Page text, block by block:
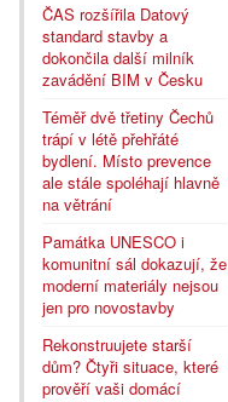
ČAS rozšířila Datový
standard stavby a
dokončila další milník
zavádění BIM v Česku
Téměř dvě třetiny Čechů
trápí v létě přehřáté
bydlení. Místo prevence
ale stále spoléhají hlavně
na větrání
Památka UNESCO i
komunitní sál dokazují, že
moderní materiály nejsou
jen pro novostavby
Rekonstruujete starší
dům? Čtyři situace, které
prověří vaši domácí